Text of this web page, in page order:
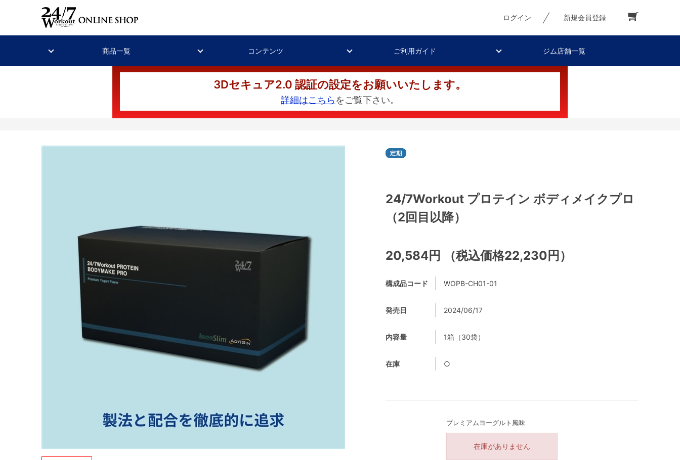
ログイン 新規会員登録
商品一覧 コンテンツ ご利用ガイド ジム店舗一覧
3Dセキュア2.0 認証の設定をお願いいたします。
詳細はこちらをご覧下さい。
24/7Workout プロテイン ボディメイクプロ
（2回目以降）
20,584円 （税込価格22,230円）
構成品コード WOPB-CH01-01
発売日 2024/06/17
内容量 1箱（30袋）
在庫 ○
プレミアムヨーグルト風味
在庫がありません